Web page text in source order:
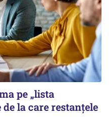
pe „lista
la care restanțele